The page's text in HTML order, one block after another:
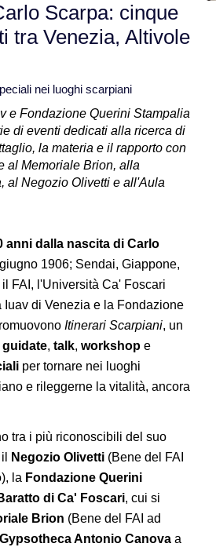
Scarpa: cinque
tra Venezia, Altivole
nei luoghi scarpiani
e Fondazione Querini Stampalia
di eventi dedicati alla ricerca di
la materia e il rapporto con
al Memoriale Brion, alla
al Negozio Olivetti e all'Aula
anni dalla nascita di Carlo
1906; Sendai, Giappone,
FAI, l'Università Ca' Foscari
di Venezia e la Fondazione
Itinerari Scarpiani, un
, talk, workshop e
per tornare nei luoghi
e rileggerne la vitalità, ancora
tra i più riconoscibili del suo
Negozio Olivetti (Bene del FAI
la Fondazione Querini
di Ca' Foscari, cui si
Brion (Bene del FAI ad
Antonio Canova a